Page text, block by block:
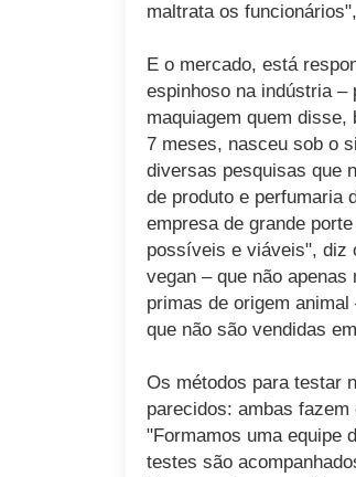
maltrata os
E o mercado, está
espinhoso na indústria –
maquiagem quem
7 meses, nasceu sob o
diversas pesquisas que
de produto e perfumaria
empresa de grande
possíveis e viáveis", diz
vegan – que não
primas de origem
que não são vendidas
Os métodos para testar
parecidos: ambas
"Formamos uma equipe
testes são